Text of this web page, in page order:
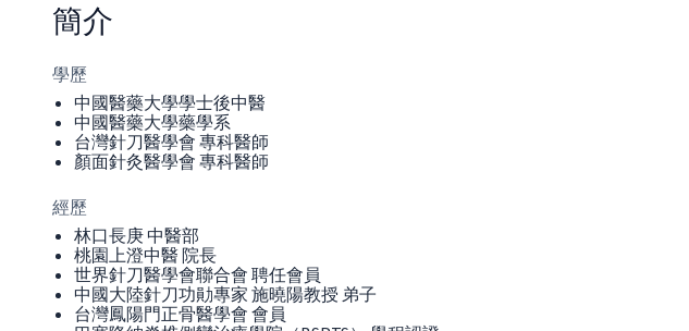
簡介
學歷
中國醫藥大學學士後中醫
中國醫藥大學藥學系
台灣針刀醫學會 專科醫師
顏面針灸醫學會 專科醫師
經歷
林口長庚 中醫部
桃園上澄中醫 院長
世界針刀醫學會聯合會 聘任會員
中國大陸針刀功勛專家 施曉陽教授 弟子
台灣鳳陽門正骨醫學會 會員